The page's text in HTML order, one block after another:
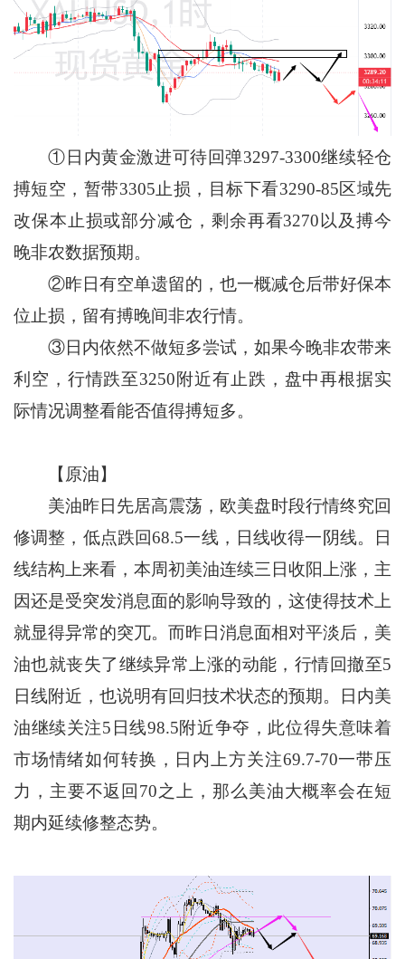
①日内黄金激进可待回弹3297-3300继续轻仓
搏短空，暂带3305止损，目标下看3290-85区域先
改保本止损或部分减仓，剩余再看3270以及搏今
晚非农数据预期。
②昨日有空单遗留的，也一概减仓后带好保本
位止损，留有搏晚间非农行情。
③日内依然不做短多尝试，如果今晚非农带来
利空，行情跌至3250附近有止跌，盘中再根据实
际情况调整看能否值得搏短多。
【原油】
美油昨日先居高震荡，欧美盘时段行情终究回
修调整，低点跌回68.5一线，日线收得一阴线。日
线结构上来看，本周初美油连续三日收阳上涨，主
因还是受突发消息面的影响导致的，这使得技术上
就显得异常的突兀。而昨日消息面相对平淡后，美
油也就丧失了继续异常上涨的动能，行情回撤至5
日线附近，也说明有回归技术状态的预期。日内美
油继续关注5日线98.5附近争夺，此位得失意味着
市场情绪如何转换，日内上方关注69.7-70一带压
力，主要不返回70之上，那么美油大概率会在短
期内延续修整态势。